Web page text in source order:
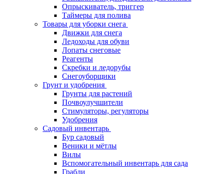
Опрыскиватель, триггер
Таймеры для полива
Товары для уборки снега
Движки для снега
Ледоходы для обуви
Лопаты снеговые
Реагенты
Скребки и ледорубы
Снегоуборщики
Грунт и удобрения
Грунты для растений
Почвоулучшители
Стимуляторы, регуляторы
Удобрения
Садовый инвентарь
Бур садовый
Веники и мётлы
Вилы
Вспомогательный инвентарь для сада
Грабли